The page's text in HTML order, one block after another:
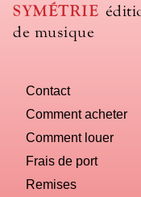
SYMÉTRIE
de musique
Contact
Comment acheter
Comment louer
Frais de port
Remises